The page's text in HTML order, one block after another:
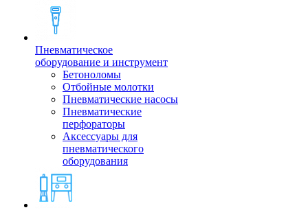
Пневматическое
оборудование и инструмент
Бетоноломы
Отбойные молотки
Пневматические насосы
Пневматические
перфораторы
Аксессуары для
пневматического
оборудования